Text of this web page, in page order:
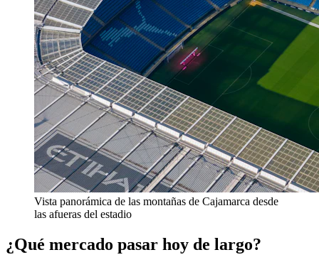
Vista panorámica de las montañas de Cajamarca desde
las afueras del estadio
¿Qué mercado pasar hoy de largo?